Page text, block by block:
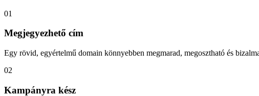
01
Megjegyezhető cím
Egy rövid, egyértelmű domain könnyebben megmarad, megosztható és
02
Kampányra kész